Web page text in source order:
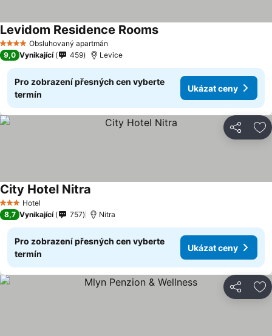
4 Počet hvězdiček
Obsluhovaný apartmán
Levidom Residence Rooms
9,0 Vynikající 459 Levice
Pro zobrazení přesných cen vyberte
termín
Ukázat ceny
Sdílet
3 Počet hvězdiček
Hotel
City Hotel Nitra
8,7 Vynikající 757 Nitra
Pro zobrazení přesných cen vyberte
termín
Ukázat ceny
Sdílet